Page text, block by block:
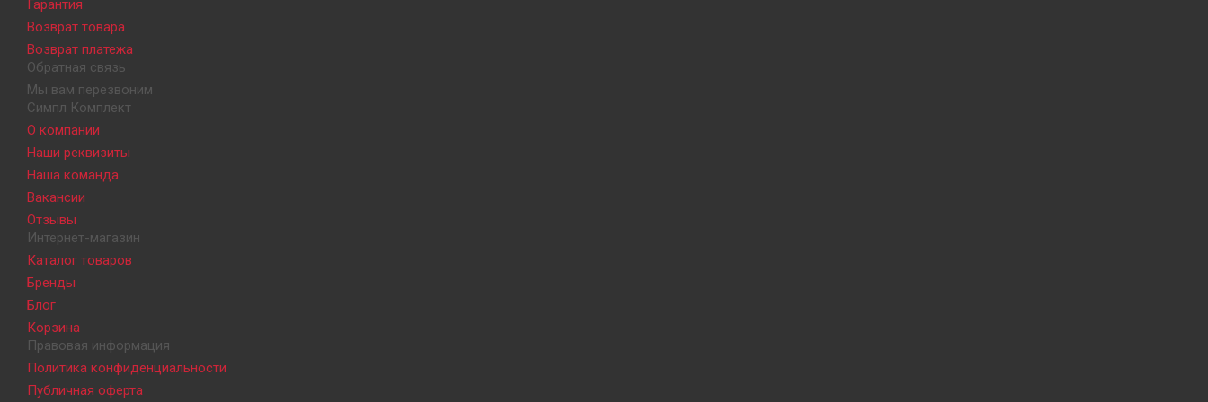
Гарантия
Возврат товара
Возврат платежа
Обратная связь
Мы вам перезвоним
Симпл Комплект
О компании
Наши реквизиты
Наша команда
Вакансии
Отзывы
Интернет-магазин
Каталог товаров
Бренды
Блог
Корзина
Правовая информация
Политика конфиденциальности
Публичная оферта